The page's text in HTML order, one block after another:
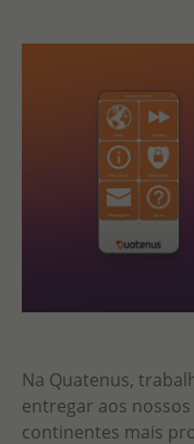
Na Quatenus,
entregar aos
continentes mais